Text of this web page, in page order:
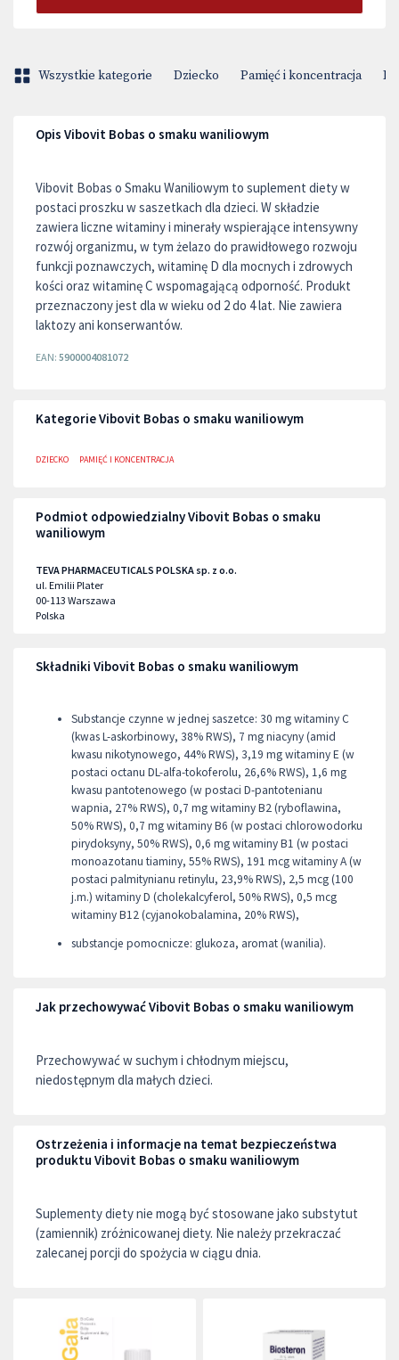
Wszystkie kategorie Dziecko Pamięć i koncentracja
Opis Vibovit Bobas o smaku waniliowym
Vibovit Bobas o Smaku Waniliowym to suplement diety w
postaci proszku w saszetkach dla dzieci. W składzie
zawiera liczne witaminy i minerały wspierające intensywny
rozwój organizmu, w tym żelazo do prawidłowego rozwoju
funkcji poznawczych, witaminę D dla mocnych i zdrowych
kości oraz witaminę C wspomagającą odporność. Produkt
przeznaczony jest dla w wieku od 2 do 4 lat. Nie zawiera
laktozy ani konserwantów.
EAN: 5900004081072
Kategorie Vibovit Bobas o smaku waniliowym
DZIECKO PAMIĘĆ I KONCENTRACJA
Podmiot odpowiedzialny Vibovit Bobas o smaku
waniliowym
TEVA PHARMACEUTICALS POLSKA sp. z o.o.
ul. Emilii Plater
00-113 Warszawa
Polska
Składniki Vibovit Bobas o smaku waniliowym
Substancje czynne w jednej saszetce: 30 mg witaminy C
(kwas L-askorbinowy, 38% RWS), 7 mg niacyny (amid
kwasu nikotynowego, 44% RWS), 3,19 mg witaminy E (w
postaci octanu DL-alfa-tokoferolu, 26,6% RWS), 1,6 mg
kwasu pantotenowego (w postaci D-pantotenianu
wapnia, 27% RWS), 0,7 mg witaminy B2 (ryboflawina,
50% RWS), 0,7 mg witaminy B6 (w postaci chlorowodorku
pirydoksyny, 50% RWS), 0,6 mg witaminy B1 (w postaci
monoazotanu tiaminy, 55% RWS), 191 mcg witaminy A (w
postaci palmitynianu retinylu, 23,9% RWS), 2,5 mcg (100
j.m.) witaminy D (cholekalcyferol, 50% RWS), 0,5 mcg
witaminy B12 (cyjanokobalamina, 20% RWS),
substancje pomocnicze: glukoza, aromat (wanilia).
Jak przechowywać Vibovit Bobas o smaku waniliowym
Przechowywać w suchym i chłodnym miejscu,
niedostępnym dla małych dzieci.
Ostrzeżenia i informacje na temat bezpieczeństwa
produktu Vibovit Bobas o smaku waniliowym
Suplementy diety nie mogą być stosowane jako substytut
(zamiennik) zróżnicowanej diety. Nie należy przekraczać
zalecanej porcji do spożycia w ciągu dnia.